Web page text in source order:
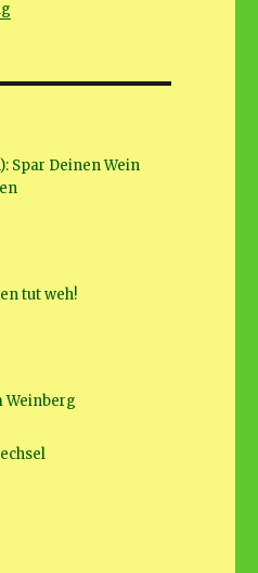
Spar Deinen Wein
tut weh!
Weinberg